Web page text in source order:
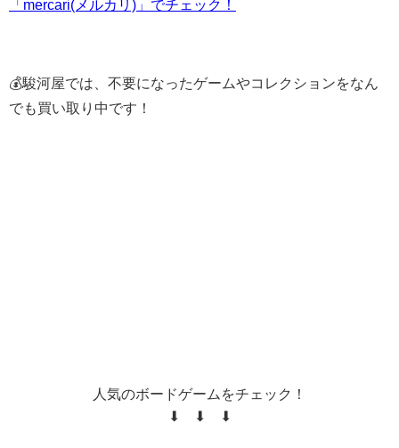
「mercari(メルカリ)」でチェック！
💰駿河屋では、不要になったゲームやコレクションをなん
でも買い取り中です！
人気のボードゲームをチェック！
⬇ ⬇ ⬇